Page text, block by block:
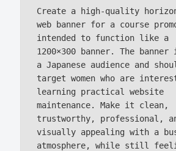
Create a high-quality
web banner for a course
intended to function like a
1200×300 banner. The
a Japanese audience and
target women who are
learning practical website
maintenance. Make it clean,
trustworthy, professional,
visually appealing with a
atmosphere, while still